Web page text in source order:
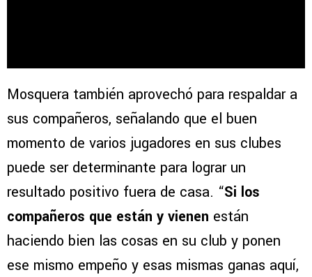
Mosquera también aprovechó para respaldar a
sus compañeros, señalando que el buen
momento de varios jugadores en sus clubes
puede ser determinante para lograr un
resultado positivo fuera de casa. “Si los
compañeros que están y vienen están
haciendo bien las cosas en su club y ponen
ese mismo empeño y esas mismas ganas aquí,